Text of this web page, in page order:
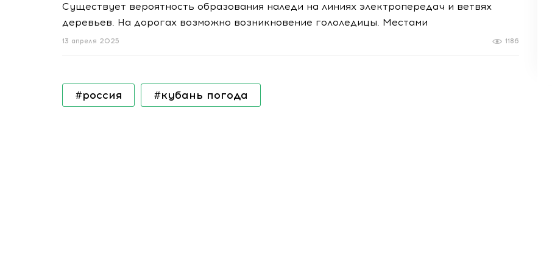
Существует вероятность образования наледи на линиях электропередач и ветвях
деревьев. На дорогах возможно возникновение гололедицы. Местами
1186
13 апреля 2025
#россия #кубань погода